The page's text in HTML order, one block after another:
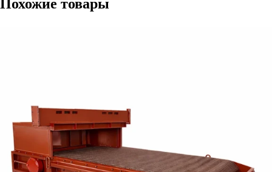
Похожие товары